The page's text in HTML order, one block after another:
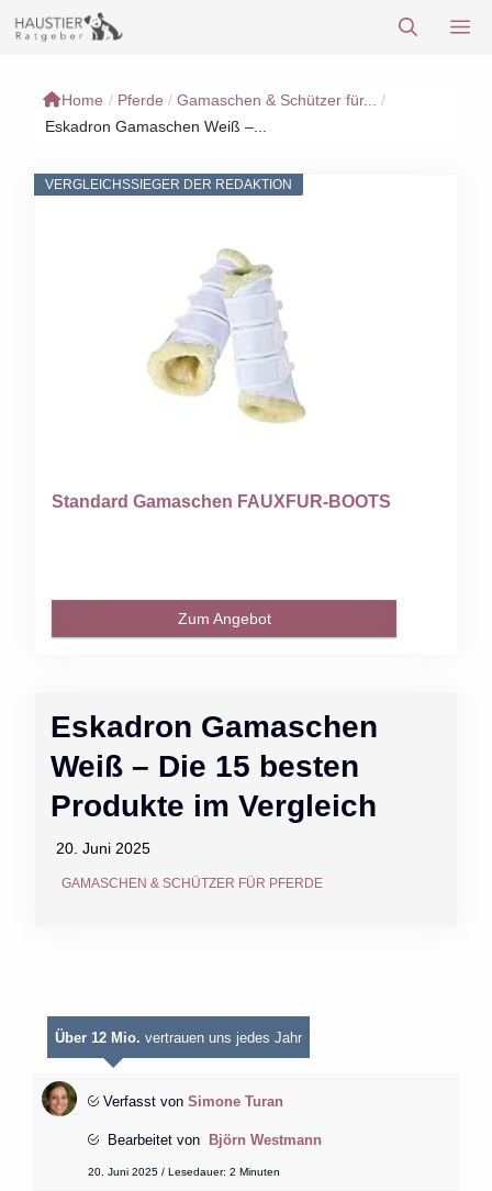
Inhalt
Home / Pferde / Gamaschen & Schützer für...
/
Eskadron Gamaschen Weiß –...
Eskadron Gamaschen
Weiß – Die 15 besten
Produkte im Vergleich
20. Juni 2025
GAMASCHEN & SCHÜTZER FÜR PFERDE
VERGLEICHSSIEGER DER REDAKTION
Standard Gamaschen FAUXFUR-BOOTS
Zum Angebot
Über 12 Mio. vertrauen uns jedes Jahr
Verfasst von Simone Turan
Bearbeitet von Björn Westmann
20. Juni 2025 / Lesedauer: 2 Minuten